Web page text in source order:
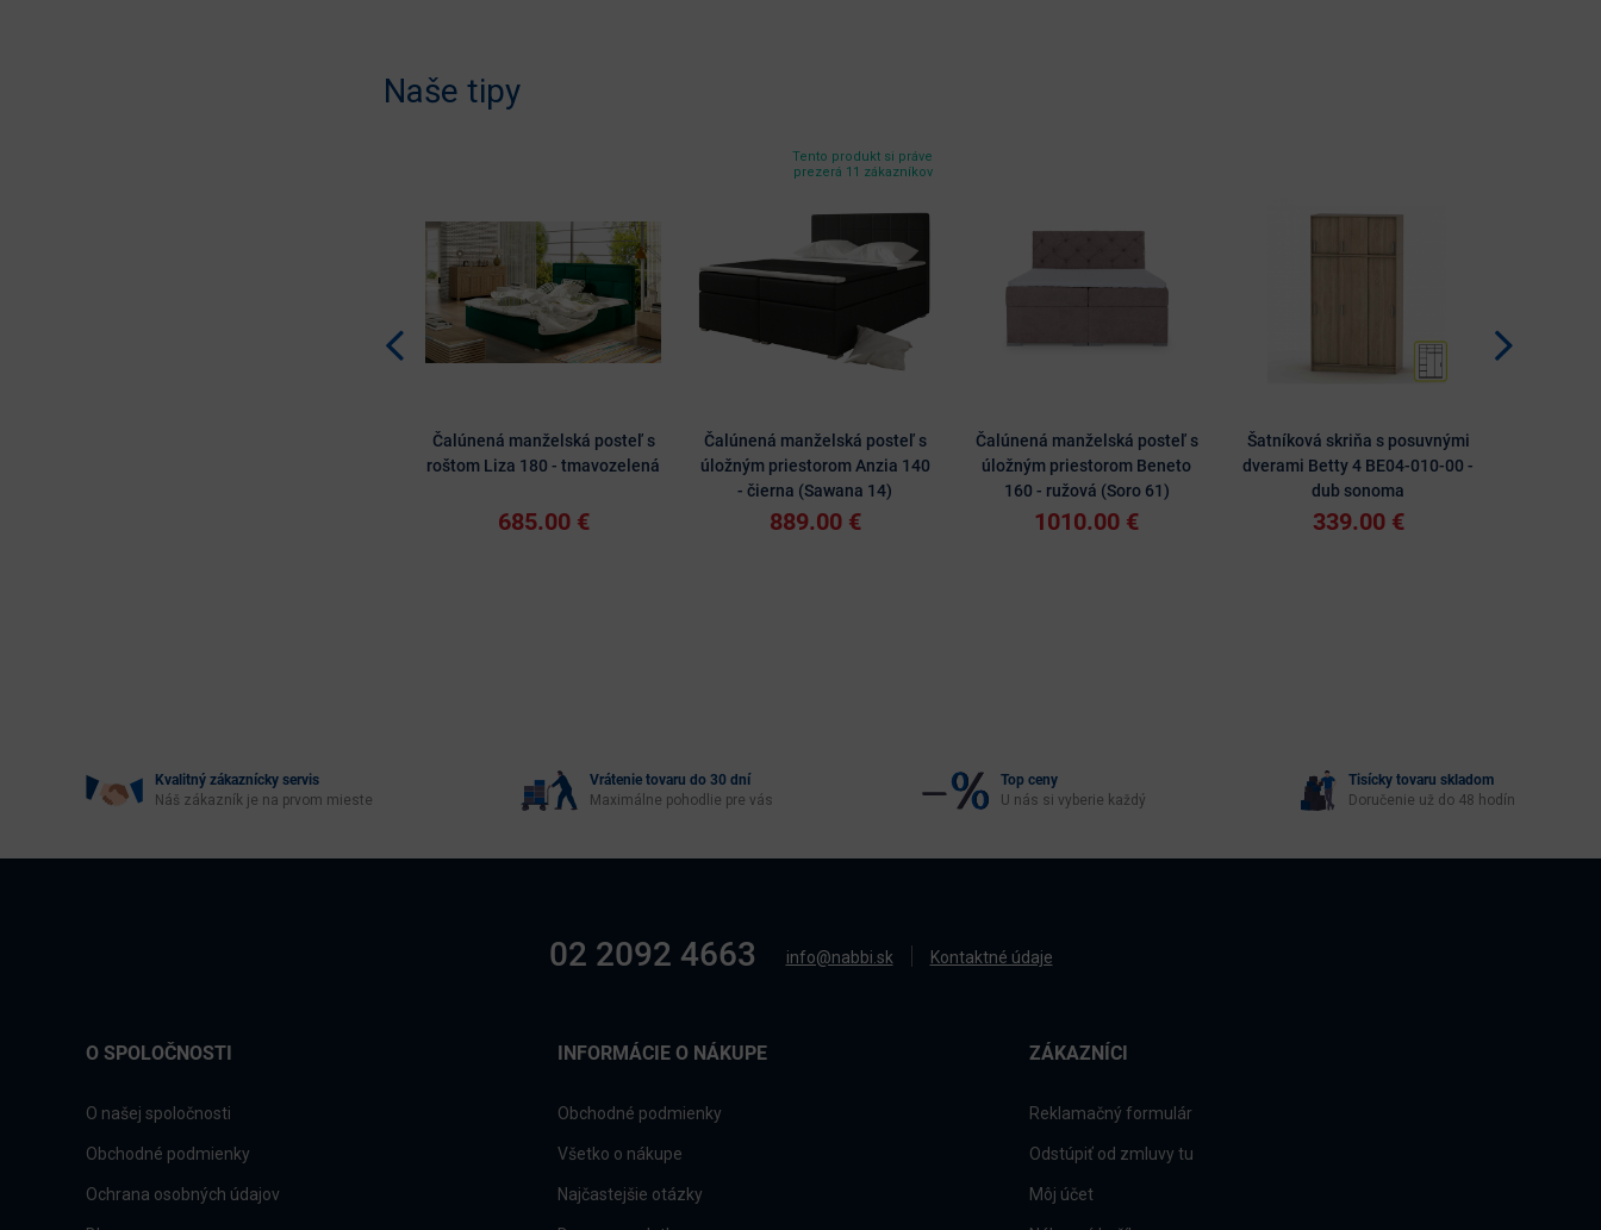
Naše tipy
Čalúnená manželská posteľ s
roštom Liza 180 - tmavozelená
685.00 €
Tento produkt si práve
prezerá 11 zákazníkov
Čalúnená manželská posteľ s
úložným priestorom Anzia 140
- čierna (Sawana 14)
889.00 €
Čalúnená manželská posteľ s
úložným priestorom Beneto
160 - ružová (Soro 61)
1010.00 €
Šatníková skriňa s posuvnými
dverami Betty 4 BE04-010-00 -
dub sonoma
339.00 €
Kvalitný zákaznícky servis
Náš zákazník je na prvom mieste
Vrátenie tovaru do 30 dní
Maximálne pohodlie pre vás
Top ceny
U nás si vyberie každý
Tisícky tovaru skladom
Doručenie už do 48 hodín
02 2092 4663 info@nabbi.sk Kontaktné údaje
O SPOLOČNOSTI
O našej spoločnosti
Obchodné podmienky
Ochrana osobných údajov
INFORMÁCIE O NÁKUPE
Obchodné podmienky
Všetko o nákupe
Najčastejšie otázky
ZÁKAZNÍCI
Reklamačný formulár
Odstúpiť od zmluvy tu
Môj účet